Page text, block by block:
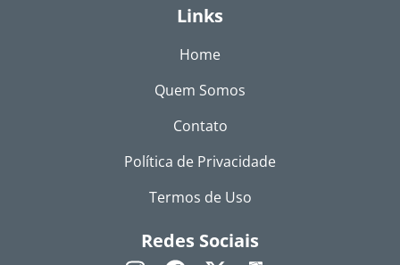
Links
Home
Quem Somos
Contato
Política de Privacidade
Termos de Uso
Redes Sociais